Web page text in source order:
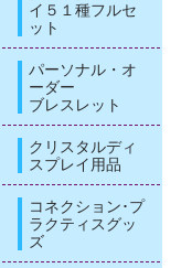
イ５１種フルセ
ット
パーソナル・オ
ーダー
ブレスレット
クリスタルディ
スプレイ用品
コネクション･プ
ラクティスグッ
ズ